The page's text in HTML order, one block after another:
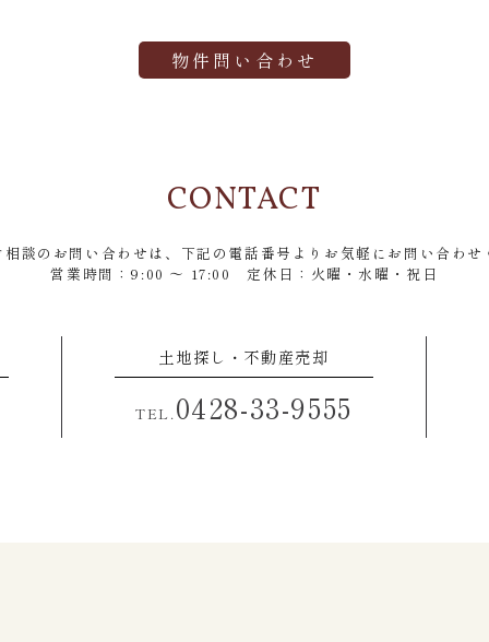
物件問い合わせ
CONTACT
談のお問い合わせは、 下記の電話番号よりお気軽にお問い合わせ
営業時間：9:00 ～ 17:00 定休日：火曜・水曜・祝日
土地探し・不動産売却
TEL.0428-33-9555